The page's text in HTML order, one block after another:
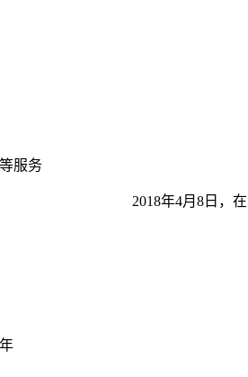
服务
2018年4月8日，在